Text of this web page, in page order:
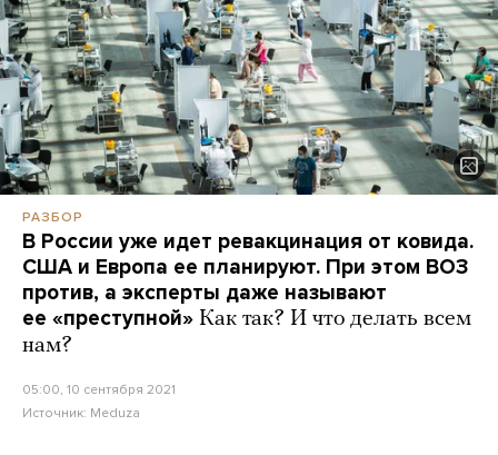
РАЗБОР
В России уже идет ревакцинация от ковида.
США и Европа ее планируют. При этом ВОЗ
против, а эксперты даже называют
ее «преступной» Как так? И что делать всем
нам?
05:00, 10 сентября 2021
Источник: Meduza